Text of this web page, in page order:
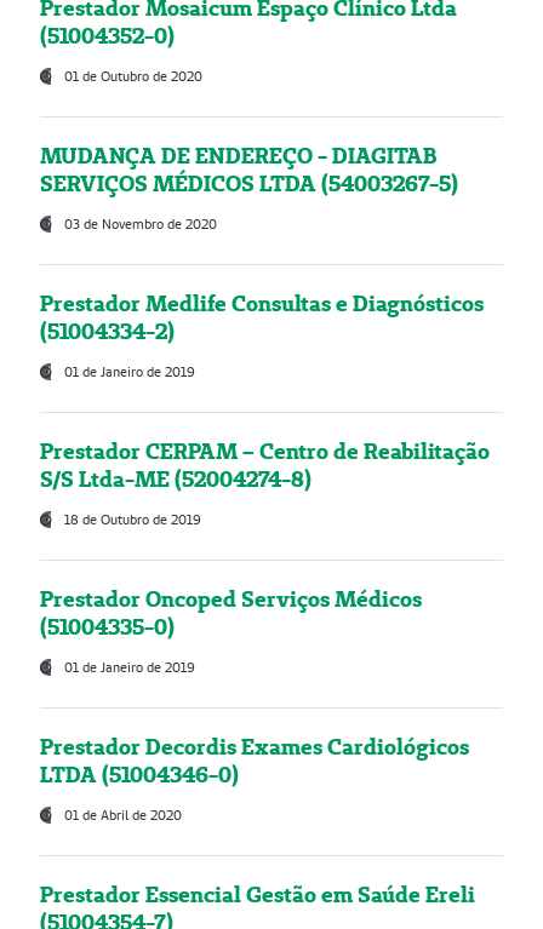
Prestador Mosaicum Espaço Clínico Ltda
(51004352-0)
01 de Outubro de 2020
MUDANÇA DE ENDEREÇO - DIAGITAB
SERVIÇOS MÉDICOS LTDA (54003267-5)
03 de Novembro de 2020
Prestador Medlife Consultas e Diagnósticos
(51004334-2)
01 de Janeiro de 2019
Prestador CERPAM – Centro de Reabilitação
S/S Ltda-ME (52004274-8)
18 de Outubro de 2019
Prestador Oncoped Serviços Médicos
(51004335-0)
01 de Janeiro de 2019
Prestador Decordis Exames Cardiológicos
LTDA (51004346-0)
01 de Abril de 2020
Prestador Essencial Gestão em Saúde Ereli
(51004354-7)